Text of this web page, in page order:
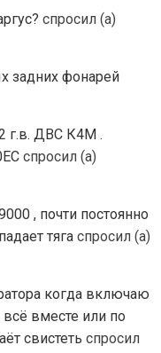
спросил (а)
задних фонарей
г.в. ДВС К4М .
спросил (а)
, почти постоянно
тягаспросил (а)
когда включаю
всё вместе или по
свистеть спросил